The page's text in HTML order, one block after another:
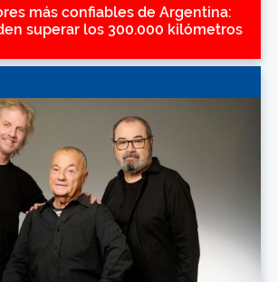
más confiables de Argentina:
superar los 300.000 kilómetros